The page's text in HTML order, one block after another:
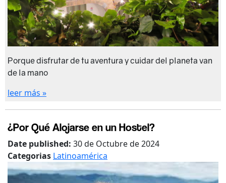
Porque disfrutar de tu aventura y cuidar del planeta van
de la mano
leer más »
¿Por Qué Alojarse en un Hostel?
Date published: 30 de Octubre de 2024
Categorias Latinoamérica